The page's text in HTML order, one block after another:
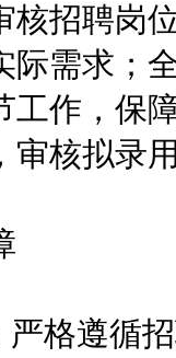
招聘岗位
际需求；
工作，保
审核拟录
遵循招